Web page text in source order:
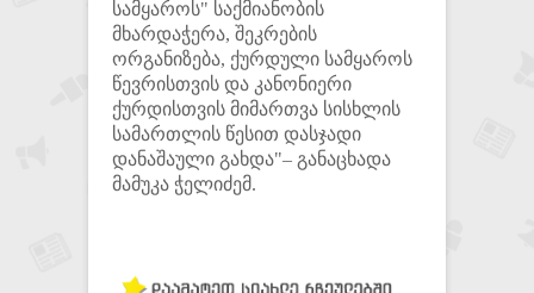
სამყაროს" საქმიანობის
მხარდაჭერა, შეკრების
ორგანიზება, ქურდული სამყაროს
წევრისთვის და კანონიერი
ქურდისთვის მიმართვა სისხლის
სამართლის წესით დასჯადი
დანაშაული გახდა"– განაცხადა
მამუკა ჭელიძემ.